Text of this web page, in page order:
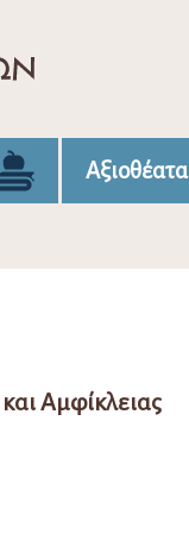
Αξιοθέατα
Αμφίκλειας